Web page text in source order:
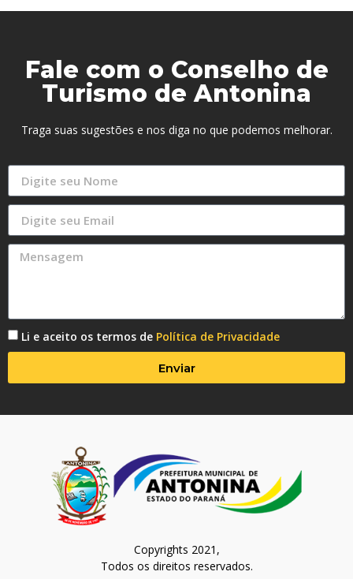
Fale com o Conselho de
Turismo de Antonina
Traga suas sugestões e nos diga no que podemos melhorar.
Li e aceito os termos de Política de Privacidade
Enviar
Copyrights 2021,
Todos os direitos reservados.